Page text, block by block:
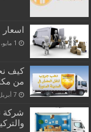
اسعار
1 مايو، 2023
كيف
من
7 أبريل، 2023
شركة